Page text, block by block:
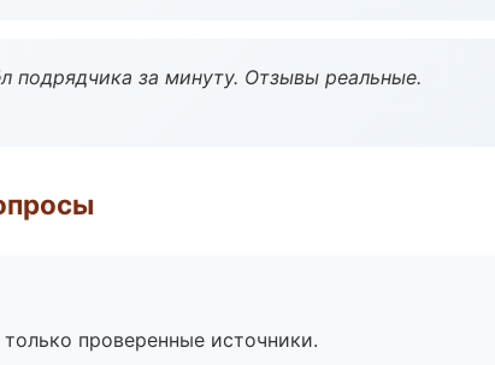
подрядчика за минуту. Отзывы реальные.
проверенные источники.